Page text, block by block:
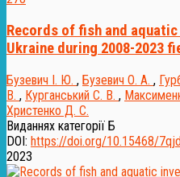
Records of fish and
Ukraine during 2008-2023
Бузевич І. Ю. , Бузевич О. А. ,
В. , Курганський С. В. ,
Христенко Д. С.
Виданнях категорії Б
DOI: https://doi.org/10.15468/
2023